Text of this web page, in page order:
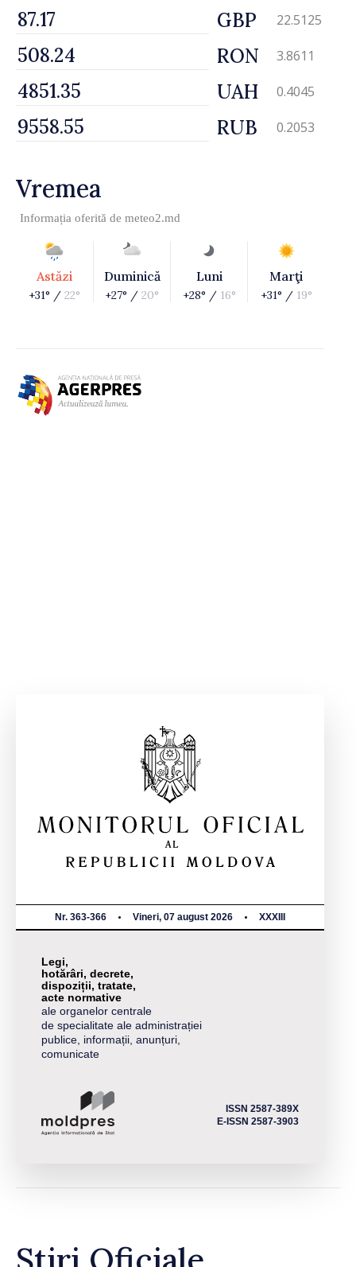
GBP 22.5125
RON 3.8611
UAH 0.4045
RUB 0.2053
Vremea
Informația oferită de meteo2.md
Astăzi
+31° / 22°
Duminică
+27° / 20°
Luni
+28° / 16°
Marţi
+31° / 19°
Nr. 363-366 Vineri, 07 august 2026 XXXIII
Legi,
hotărâri, decrete,
dispoziții, tratate,
acte normative
ale organelor centrale
de specialitate ale administrației
publice, informații, anunțuri,
comunicate
ISSN 2587-389X
E-ISSN 2587-3903